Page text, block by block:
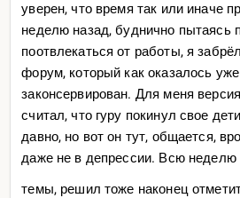
уверен, что время так или иначе
неделю назад, буднично пытаясь
поотвлекаться от работы, я
форум, который как оказалось
законсервирован. Для меня
считал, что гуру покинул свое
давно, но вот он тут, общается,
даже не в депрессии. Всю
темы, решил тоже наконец